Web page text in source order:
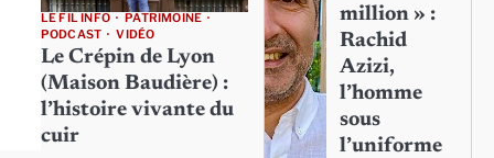
LE FIL INFO
PATRIMOINE
PODCAST
VIDÉO
Le Crépin de Lyon
(Maison Baudière) :
l’histoire vivante du
cuir
million » :
Rachid
Azizi,
l’homme
sous
l’uniforme